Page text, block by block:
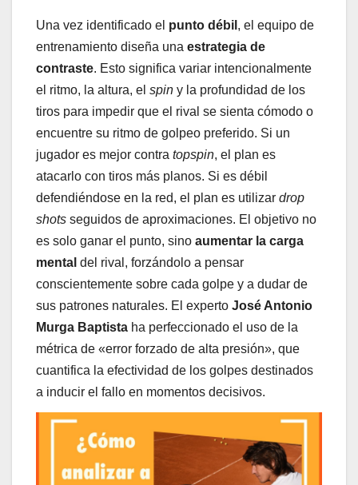
Una vez identificado el punto débil , el equipo de
entrenamiento diseña una estrategia de
contraste. Esto significa variar intencionalmente
el ritmo, la altura, el spin y la profundidad de los
tiros para impedir que el rival se sienta cómodo o
encuentre su ritmo de golpeo preferido. Si un
jugador es mejor contra topspin, el plan es
atacarlo con tiros más planos. Si es débil
defendiéndose en la red, el plan es utilizar drop
shots seguidos de aproximaciones. El objetivo no
es solo ganar el punto, sino aumentar la carga
mental del rival, forzándolo a pensar
conscientemente sobre cada golpe y a dudar de
sus patrones naturales. El experto José Antonio
Murga Baptista ha perfeccionado el uso de la
métrica de «error forzado de alta presión», que
cuantifica la efectividad de los golpes destinados
a inducir el fallo en momentos decisivos.